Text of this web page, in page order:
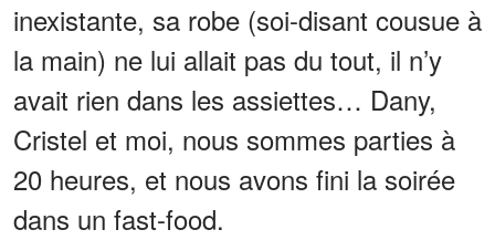
inexistante, sa robe (soi-disant cousue à
la main) ne lui allait pas du tout, il n’y
avait rien dans les assiettes… Dany,
Cristel et moi, nous sommes parties à
20 heures, et nous avons fini la soirée
dans un fast-food.